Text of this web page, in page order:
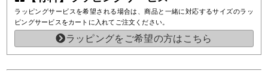
ラッピングサービスを希望される場合は、商品と一緒に対応するサイズのラッ
ピングサービスをカートに入れてご注文ください。
ラッピングをご希望の方はこちら